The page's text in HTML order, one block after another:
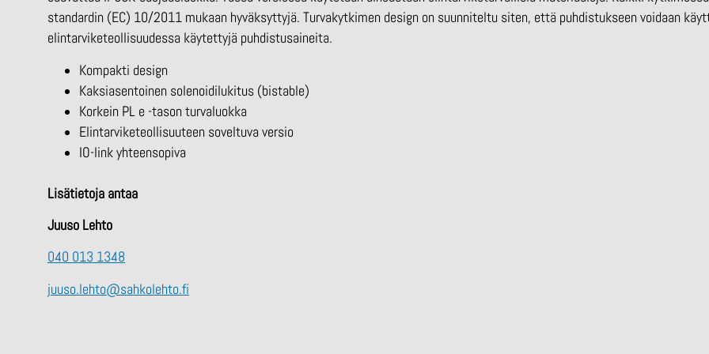
standardin (EC) 10/2011 mukaan hyväksyttyjä. Turvakytkimen design on suunniteltu siten, että puhdistukseen voidaan
elintarviketeollisuudessa käytettyjä puhdistusaineita.
Kompakti design
Kaksiasentoinen solenoidilukitus (bistable)
Korkein PL e -tason turvaluokka
Elintarviketeollisuuteen soveltuva versio
IO-link yhteensopiva
Lisätietoja antaa
Juuso Lehto
040 013 1348
juuso.lehto@sahkolehto.fi